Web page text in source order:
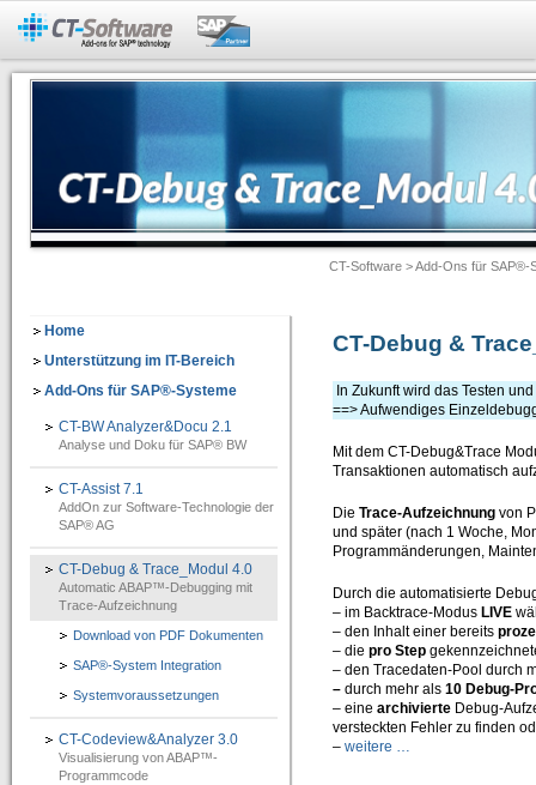
Add-Ons für SAP®-Systeme
=> Analyse und Doku für SAP® BW
Dokumentation -> Backend Objekte
Dokumentation -> Frontend Objekte
Software-Assistenten
Checklisten-Dokumentation von BW-Objekten
CT-Assist 7.1
=> Add-On zur Softwaretechnologie der SAP SE: Analyse, Entwicklung,
IT-Leitung
IT-Organisation
IT-Qualitätssicherung
Kunden-Feedback
CT-Software >Add-Ons für SAP®-
CT-Debug &
In Zukunft wird das Testen
==> Aufwendiges
Mit dem CT-Debug&Trace
Transaktionen automatisch
Die Trace-Aufzeichnungvon
und später (nach 1 Woche,
Programmänderungen,
Durch die automatisierte
– im Backtrace-Modus LIVE
– den Inhalt einer bereits
– die pro Step
– den Tracedaten-Pool durch
– durch mehr als 10 Debug-
– eine archivierteDebug-
versteckten Fehler zu finden
– weitere …
Home
Unterstützung im IT-Bereich
Add-Ons für SAP®-Systeme
CT-BW Analyzer&Docu 2.1
Analyse und Doku für SAP® BW
CT-Assist 7.1
AddOn zur Software-Technologie der
SAP® AG
CT-Debug & Trace_Modul 4.0
Automatic ABAP™-Debugging mit
Trace-Aufzeichnung
Download von PDF Dokumenten
SAP®-System Integration
Systemvoraussetzungen
CT-Codeview&Analyzer 3.0
Visualisierung von ABAP™-
Programmcode